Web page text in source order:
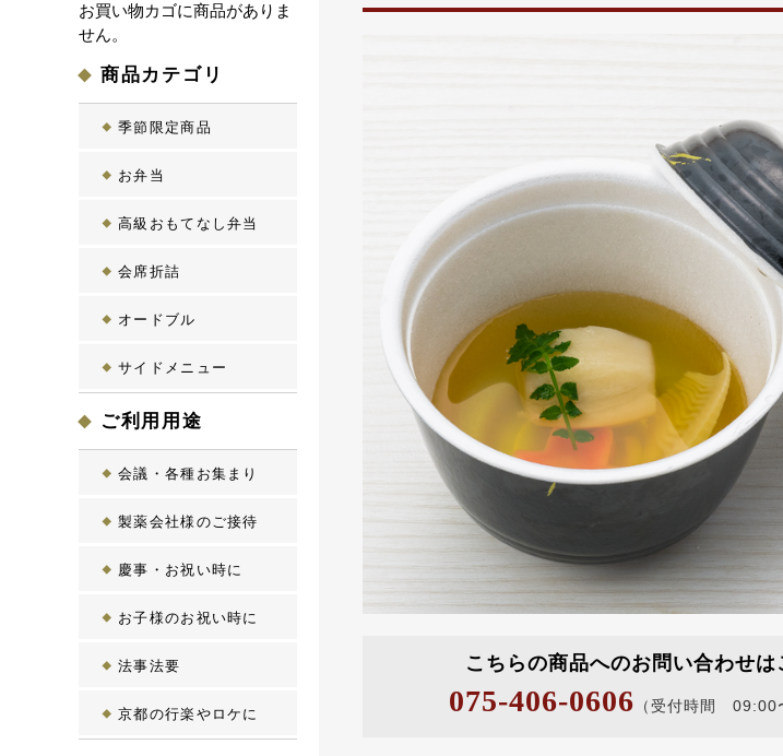
お買い物カゴに商品がありま
せん。
商品カテゴリ
季節限定商品
お弁当
高級おもてなし弁当
会席折詰
オードブル
サイドメニュー
ご利用用途
会議・各種お集まり
製薬会社様のご接待
慶事・お祝い時に
お子様のお祝い時に
法事法要
京都の行楽やロケに
こちらの商品へのお問い合わせは
075-406-0606 （受付時間 09:00